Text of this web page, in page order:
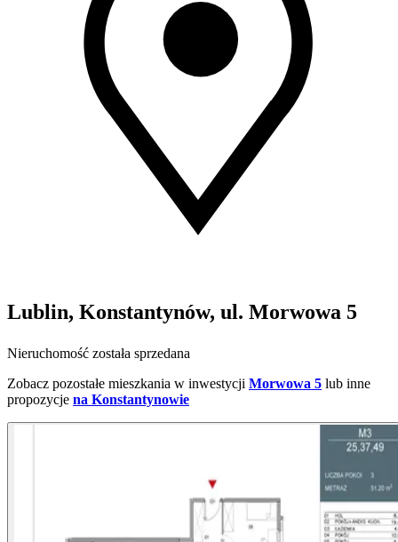
Lublin, Konstantynów, ul. Morwowa 5
Nieruchomość została sprzedana
Zobacz pozostałe mieszkania w inwestycji Morwowa 5 lub inne
propozycje na Konstantynowie